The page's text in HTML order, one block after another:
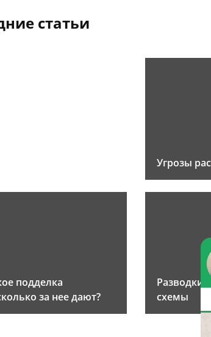
статьи
Угрозы
подделка
за нее дают?
Разводки
схемы